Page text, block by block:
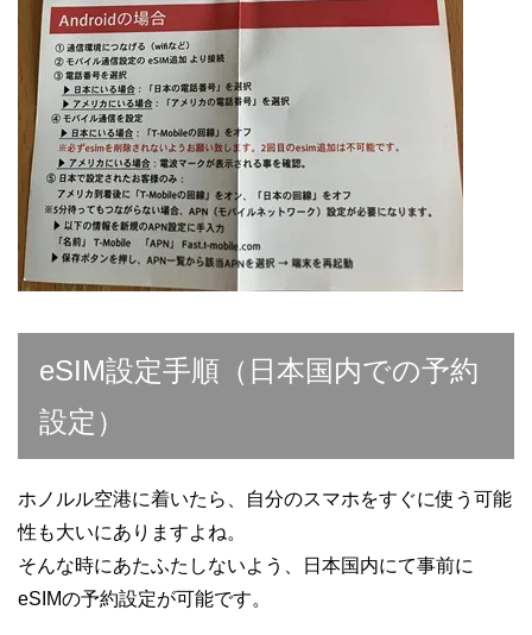
eSIM設定手順（日本国内での予約
設定）
ホノルル空港に着いたら、自分のスマホをすぐに使う可能
性も大いにありますよね。
そんな時にあたふたしないよう、日本国内にて事前に
eSIMの予約設定が可能です。